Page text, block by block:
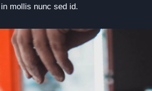
mollis nunc sed id.